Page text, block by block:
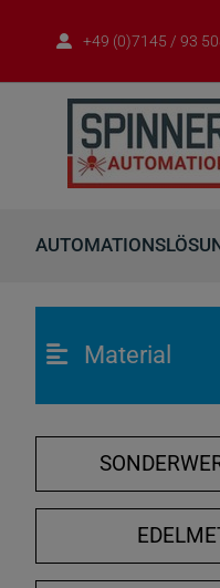
+49 (0)7145 / 93
Material